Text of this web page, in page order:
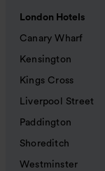
London Hotels
Canary Wharf
Kensington
Kings Cross
Liverpool Street
Paddington
Shoreditch
Westminster